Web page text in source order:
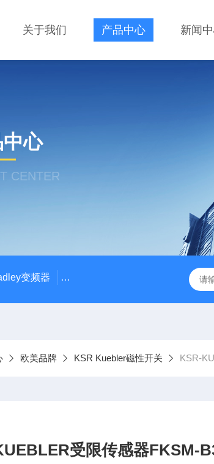
关于我们 产品中心 新闻
心
CENTER
变频器 德国Leybold真空计 SMC比
欧美品牌 KSR Kuebler磁性开关 KSR-
受限传感器FKSM-